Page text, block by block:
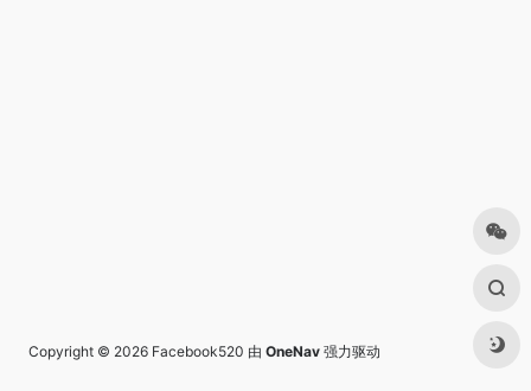
Copyright © 2026 Facebook520 由 OneNav 强力驱动